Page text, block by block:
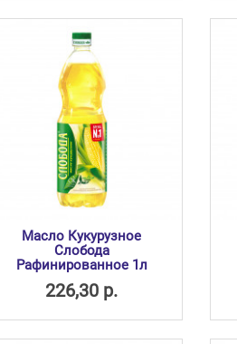
Масло Кукурузное
Слобода
Рафинированное 1л
226,30 р.